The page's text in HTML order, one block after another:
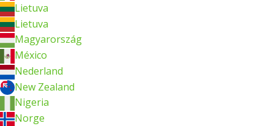
Lietuva
Lietuva
Magyarország
México
Nederland
New Zealand
Nigeria
Norge